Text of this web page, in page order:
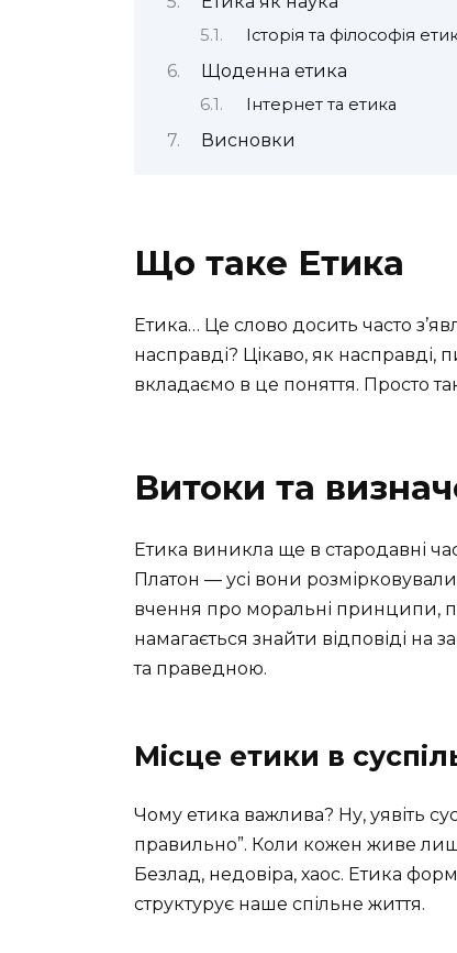
Історія та філософія
Щоденна етика
Інтернет та етика
Висновки
Що таке Етика
Етика… Це слово досить часто
насправді? Цікаво, як
вкладаємо в це поняття. Просто
Витоки та
Етика виникла ще в стародавні
Платон — усі вони
вчення про моральні принципи,
намагається знайти відповіді
та праведною.
Місце етики в
Чому етика важлива? Ну, уявіть
правильно”. Коли кожен живе
Безлад, недовіра, хаос. Етика
структурує наше спільне життя.